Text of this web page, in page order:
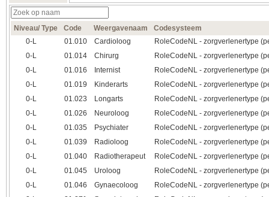
Niveau/ Type Code Weergavenaam
Codesysteem
0‑L
01.010 Cardioloog
RoleCodeNL - zorgverlenertype
0‑L
01.014 Chirurg
RoleCodeNL - zorgverlenertype
0‑L
01.016 Internist
RoleCodeNL - zorgverlenertype
0‑L
01.019 Kinderarts
RoleCodeNL - zorgverlenertype
0‑L
01.023 Longarts
RoleCodeNL - zorgverlenertype
0‑L
01.026 Neuroloog
RoleCodeNL - zorgverlenertype
0‑L
01.035 Psychiater
RoleCodeNL - zorgverlenertype
0‑L
01.039 Radioloog
RoleCodeNL - zorgverlenertype
0‑L
01.040 Radiotherapeut
RoleCodeNL - zorgverlenertype
0‑L
01.045 Uroloog
RoleCodeNL - zorgverlenertype
0‑L
01.046 Gynaecoloog
RoleCodeNL - zorgverlenertype